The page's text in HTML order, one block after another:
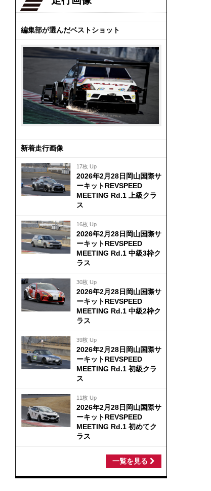
編集部が選んだベストショット
新着走行画像
17枚 Up
2026年2月28日岡山国際サ
ーキットREVSPEED
MEETING Rd.1 上級クラ
ス
16枚 Up
2026年2月28日岡山国際サ
ーキットREVSPEED
MEETING Rd.1 中級3枠ク
ラス
30枚 Up
2026年2月28日岡山国際サ
ーキットREVSPEED
MEETING Rd.1 中級2枠ク
ラス
39枚 Up
2026年2月28日岡山国際サ
ーキットREVSPEED
MEETING Rd.1 初級クラ
ス
11枚 Up
2026年2月28日岡山国際サ
ーキットREVSPEED
MEETING Rd.1 初めてク
ラス
一覧を見る